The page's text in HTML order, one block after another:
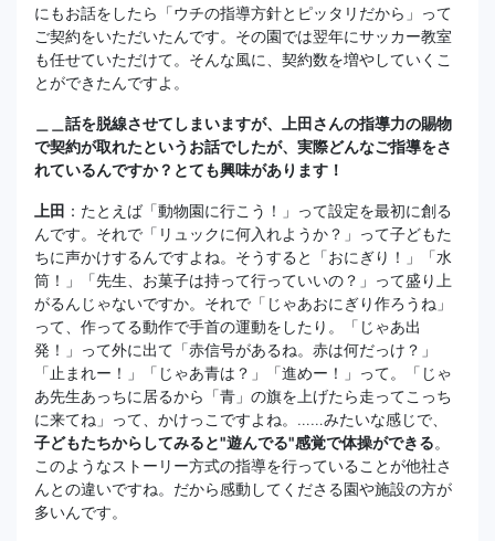
にもお話をしたら「ウチの指導方針とピッタリだから」って
ご契約をいただいたんです。その園では翌年にサッカー教室
も任せていただけて。そんな風に、契約数を増やしていくこ
とができたんですよ。
＿＿話を脱線させてしまいますが、上田さんの指導力の賜物
で契約が取れたというお話でしたが、実際どんなご指導をさ
れているんですか？とても興味があります！
上田 ：たとえば「動物園に行こう！」って設定を最初に創る
んです。それで「リュックに何入れようか？」って子どもた
ちに声かけするんですよね。そうすると「おにぎり！」「水
筒！」「先生、お菓子は持って行っていいの？」って盛り上
がるんじゃないですか。それで「じゃあおにぎり作ろうね」
って、作ってる動作で手首の運動をしたり。「じゃあ出
発！」って外に出て「赤信号があるね。赤は何だっけ？」
「止まれー！」「じゃあ青は？」「進めー！」って。「じゃ
あ先生あっちに居るから「青」の旗を上げたら走ってこっち
に来てね」って、かけっこですよね。……みたいな感じで、
子どもたちからしてみると"遊んでる"感覚で体操ができる。
このようなストーリー方式の指導を行っていることが他社さ
んとの違いですね。だから感動してくださる園や施設の方が
多いんです。